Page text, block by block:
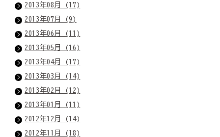
2013年08月 (17)
2013年07月 (9)
2013年06月 (11)
2013年05月 (16)
2013年04月 (17)
2013年03月 (14)
2013年02月 (12)
2013年01月 (11)
2012年12月 (14)
2012年11月 (18)